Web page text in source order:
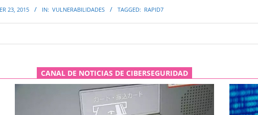
23, 2015 IN: VULNERABILIDADES TAGGED: RAPID7
CANAL DE NOTICIAS DE CIBERSEGURIDAD